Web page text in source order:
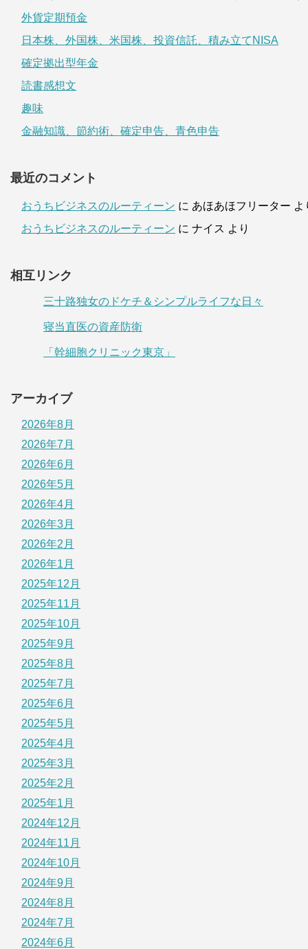
外貨定期預金
日本株、外国株、米国株、投資信託、積み立てNISA
確定拠出型年金
読書感想文
趣味
金融知識、節約術、確定申告、青色申告
最近のコメント
おうちビジネスのルーティーン に あほあほフリーター よ
おうちビジネスのルーティーン に ナイス より
相互リンク
三十路独女のドケチ＆シンプルライフな日々
寝当直医の資産防衛
「幹細胞クリニック東京」
アーカイブ
2026年8月
2026年7月
2026年6月
2026年5月
2026年4月
2026年3月
2026年2月
2026年1月
2025年12月
2025年11月
2025年10月
2025年9月
2025年8月
2025年7月
2025年6月
2025年5月
2025年4月
2025年3月
2025年2月
2025年1月
2024年12月
2024年11月
2024年10月
2024年9月
2024年8月
2024年7月
2024年6月